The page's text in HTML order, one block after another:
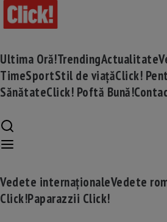
Ultima Oră!TrendingActualitate
TimeSportStil de viațăClick!
SănătateClick! Poftă Bună!
Vedete internaționaleVedete
Click!Paparazzii Click!